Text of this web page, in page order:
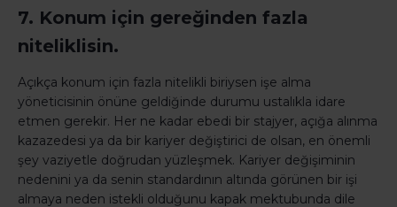
7. Konum için gereğinden fazla
niteliklisin.
Açıkça konum için fazla nitelikli biriysen işe alma
yöneticisinin önüne geldiğinde durumu ustalıkla idare
etmen gerekir. Her ne kadar ebedi bir stajyer, açığa alınma
kazazedesi ya da bir kariyer değiştirici de olsan, en önemli
şey vaziyetle doğrudan yüzleşmek. Kariyer değişiminin
nedenini ya da senin standardının altında görünen bir işi
almaya neden istekli olduğunu kapak mektubunda dile